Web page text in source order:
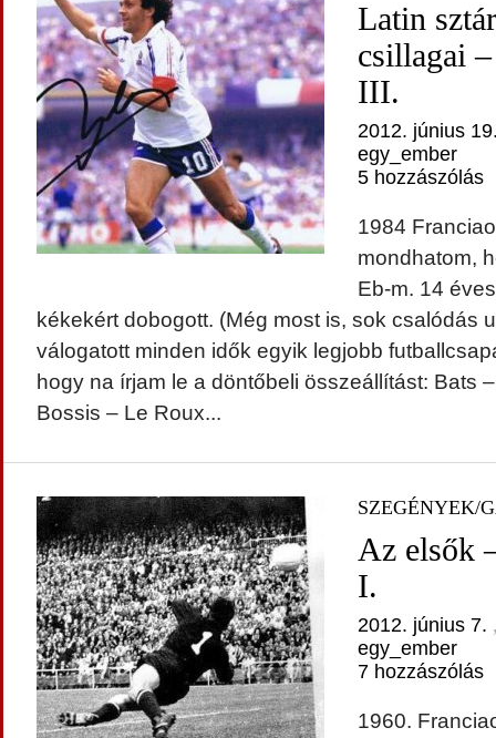
Latin
csillagai
III.
2012. június
egy_ember
5 hozzászólás
1984
mondhatom,
Eb-m. 14
kékekért dobogott. (Még most is, sok csalódás
válogatott minden idők egyik legjobb
hogy na írjam le a döntőbeli összeállítást: Bats
Bossis – Le Roux...
SZEGÉNYEK/
Az elsők
I.
2012. június 7.
egy_ember
7 hozzászólás
1960.